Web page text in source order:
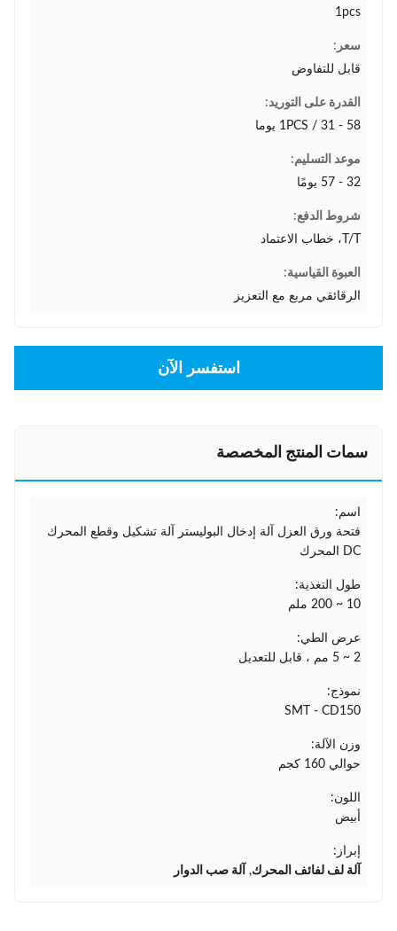
1pcs
سعر:
قابل للتفاوض
القدرة على التوريد:
1PCS / 31 - 58 يوما
موعد التسليم:
32 - 57 يومًا
شروط الدفع:
T/T، خطاب الاعتماد
العبوة القياسية:
الرقائقي مربع مع التعزيز
استفسر الآن
سمات المنتج المخصصة
اسم:
فتحة ورق العزل آلة إدخال البوليستر آلة تشكيل وقطع المحرك
DC المحرك
طول التغذية:
10 ~ 200 ملم
عرض الطي:
2 ~ 5 مم ، قابل للتعديل
نموذج:
SMT - CD150
وزن الآلة:
حوالي 160 كجم
اللون:
أبيض
إبراز:
آلة لف لفائف المحرك, آلة صب الدوار